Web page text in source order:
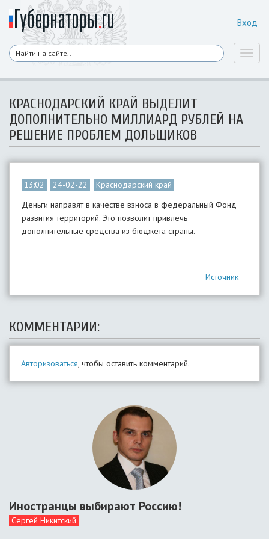
Вход
КРАСНОДАРСКИЙ КРАЙ ВЫДЕЛИТ
ДОПОЛНИТЕЛЬНО МИЛЛИАРД РУБЛЕЙ НА
РЕШЕНИЕ ПРОБЛЕМ ДОЛЬЩИКОВ
13:02 24-02-22
Краснодарский край
Деньги направят в качестве взноса в федеральный Фонд
развития территорий. Это позволит привлечь
дополнительные средства из бюджета страны.
Источник
КОММЕНТАРИИ:
Авторизоваться, чтобы оставить комментарий.
Иностранцы выбирают Россию!
Сергей Никитский